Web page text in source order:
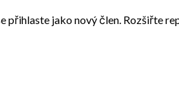
přihlaste jako nový člen. Rozšiřte